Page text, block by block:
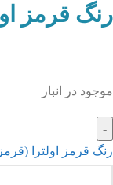
رنگ قرمز
موجود در انبار
رنگ قرمز اولترا